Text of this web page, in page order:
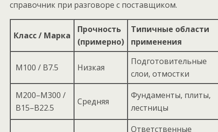
справочник при разговоре с поставщиком.
Класс / Марка
Прочность
(примерно)
Типичные области
применения
М100 / B7.5 Низкая
Подготовительные
слои, отмостки
М200–М300 /
B15–B22.5
Средняя
Фундаменты, плиты,
лестницы
Ответственные